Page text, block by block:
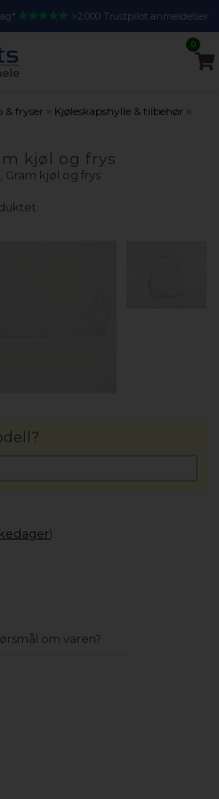
>2.000 Trustpilot anmeldelser
0
& fryser » Kjøleskapshylle & tilbehør »
kjøl og frys
kjøl og frys
om varen?
).